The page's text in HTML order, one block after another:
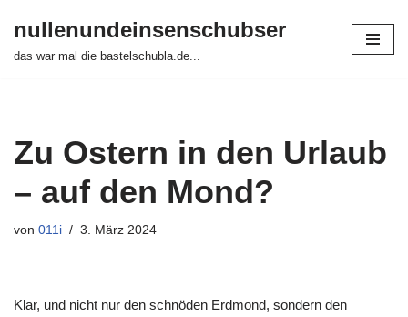
Zum
nullenundeinsenschubser
das war mal die bastelschubla.de...
Zu Ostern in den Urlaub
– auf den Mond?
von 011i 3. März 2024
Klar, und nicht nur den schnöden Erdmond, sondern den